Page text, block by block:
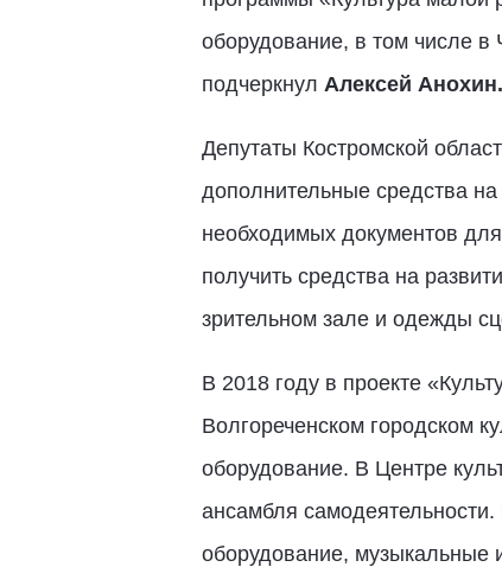
оборудование, в том числе в
подчеркнул Алексей Анохин.
Депутаты Костромской
дополнительные средства
необходимых документов
получить средства на
зрительном зале и одежды
В 2018 году в проекте
Волгореченском городском
оборудование. В Центре
ансамбля
оборудование, музыкальные